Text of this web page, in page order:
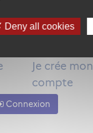
Deny all cookies
Je crée mon
compte
Connexion